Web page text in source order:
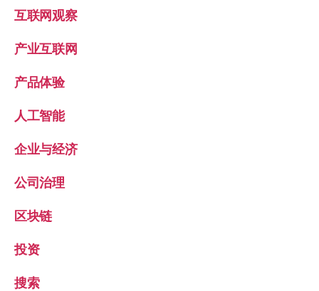
互联网观察
产业互联网
产品体验
人工智能
企业与经济
公司治理
区块链
投资
搜索